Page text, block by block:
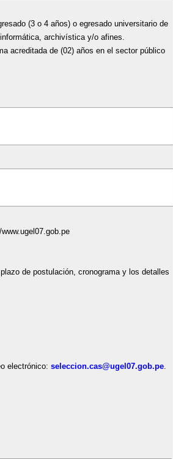
(3 o 4 años) o egresado universitario de
archivística y/o afines.
acreditada de (02) años en el sector público
de postulación, cronograma y los detalles
electrónico: seleccion.cas@ugel07.gob.pe